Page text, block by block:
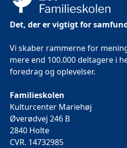
Det, der er vigtigt for
Vi skaber rammerne for
mere end 100.000 deltagere i
foredrag og oplevelser.
Familieskolen
Kulturcenter Mariehøj
Øverødvej 246 B
2840 Holte
CVR. 14732985